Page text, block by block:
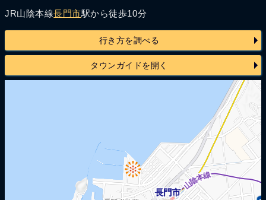
JR山陰本線長門市駅から徒歩10分
行き方を調べる
タウンガイドを開く